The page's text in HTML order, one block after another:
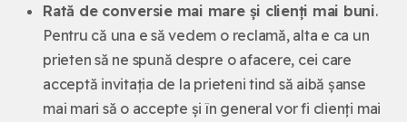
Rată de conversie mai mare și clienți mai buni.
Pentru că una e să vedem o reclamă, alta e ca un
prieten să ne spună despre o afacere, cei care
acceptă invitația de la prieteni tind să aibă șanse
mai mari să o accepte și în general vor fi clienți mai